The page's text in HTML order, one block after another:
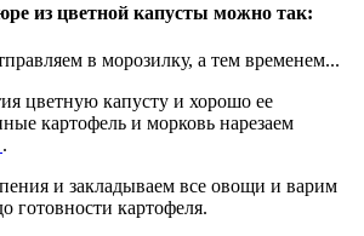
из цветной капусты можно так:
в морозилку, а тем временем...
цветную капусту и хорошо ее
картофель и морковь нарезаем
.
и закладываем все овощи и варим
готовности картофеля.